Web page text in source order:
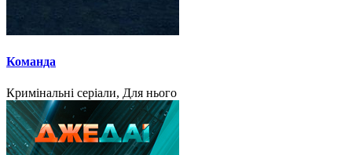
Команда
Кримінальні серіали, Для нього